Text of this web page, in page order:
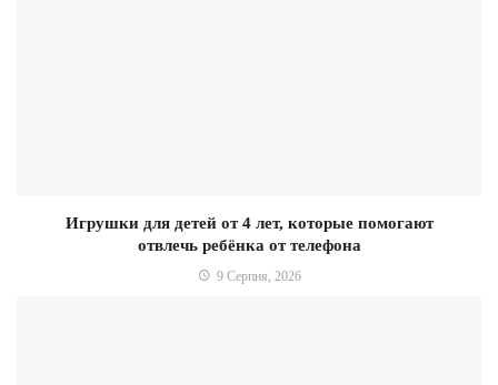
Игрушки для детей от 4 лет, которые помогают
отвлечь ребёнка от телефона
9 Серпня, 2026